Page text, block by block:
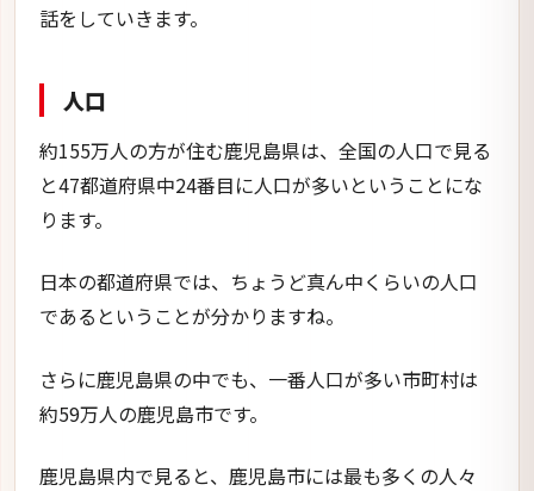
話をしていきます。
人口
約155万人の方が住む鹿児島県は、全国の人口で見る
と47都道府県中24番目に人口が多いということにな
ります。
日本の都道府県では、ちょうど真ん中くらいの人口
であるということが分かりますね。
さらに鹿児島県の中でも、一番人口が多い市町村は
約59万人の鹿児島市です。
鹿児島県内で見ると、鹿児島市には最も多くの人々